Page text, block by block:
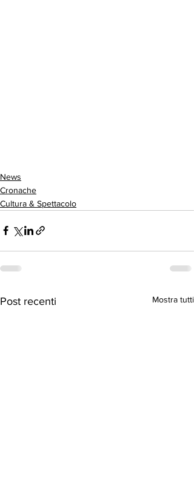
News
Cronache
Cultura & Spettacolo
Post recenti Mostra tutti